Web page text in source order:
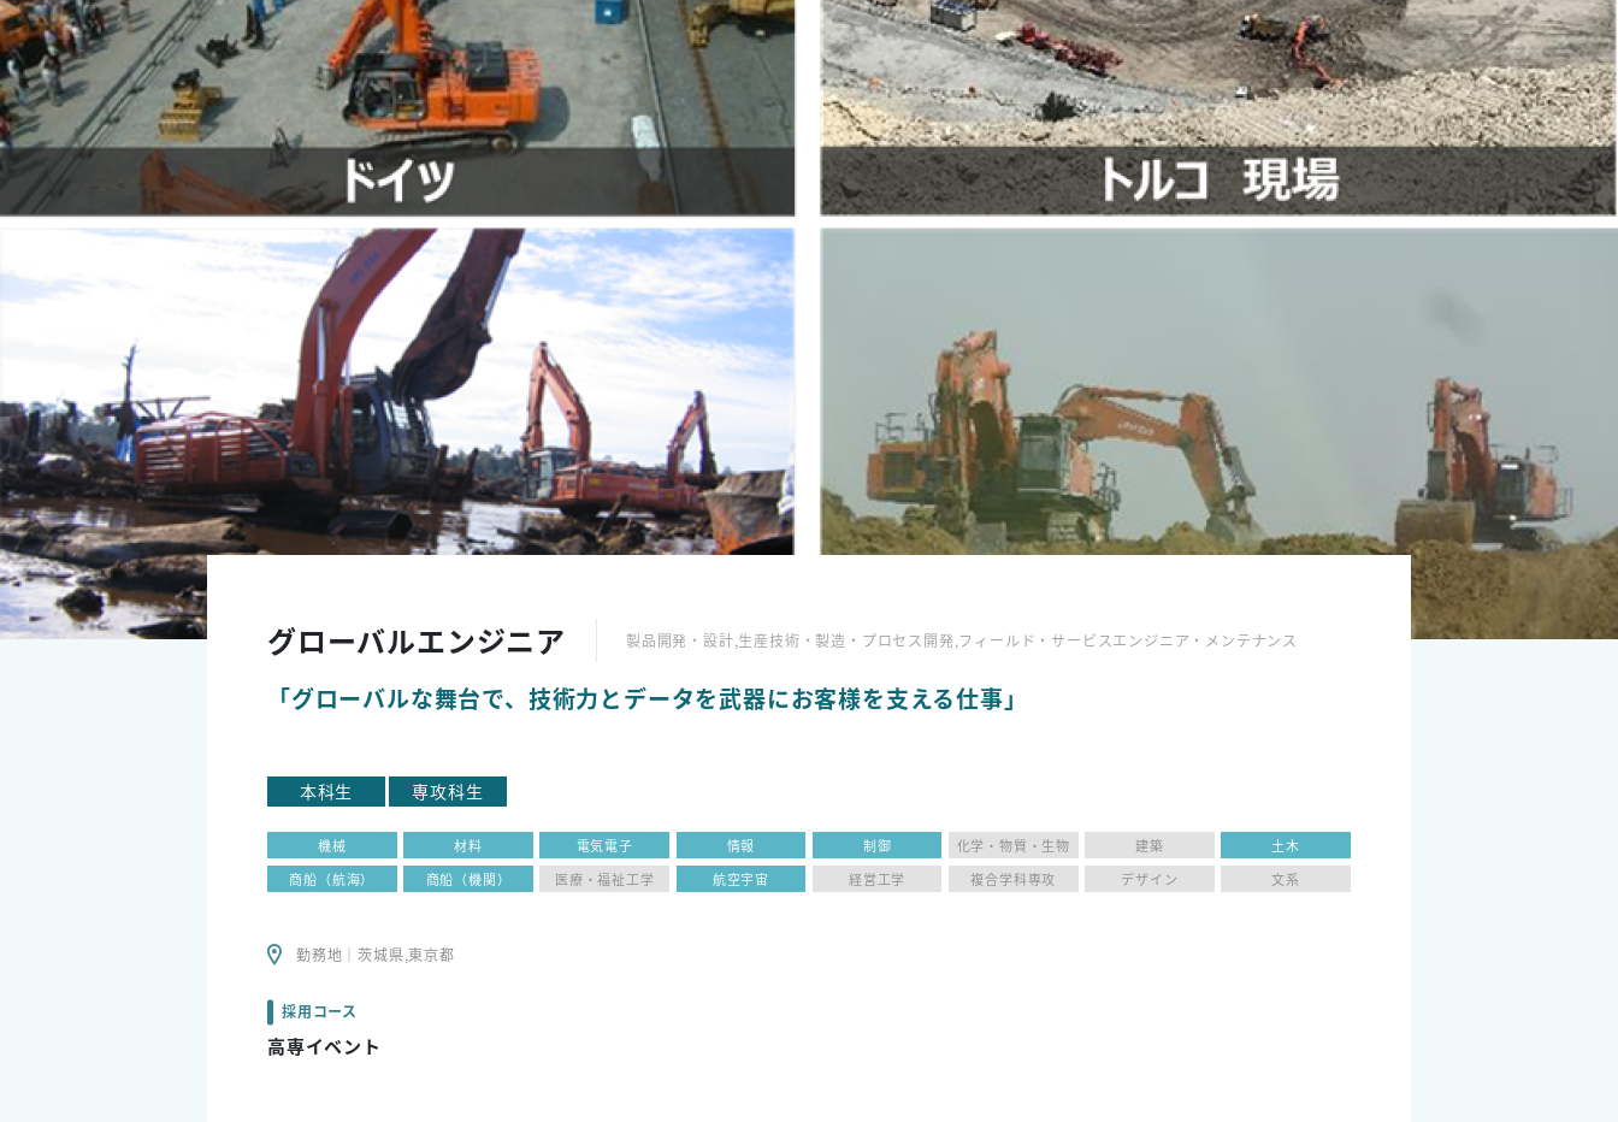
グローバルエンジニア 製品開発・設計,生産技術・製造・プロセス開発,フィールド・サービスエンジニア・メンテナンス
「グローバルな舞台で、技術力とデータを武器にお客様を支える仕事」
本科生 専攻科生
機械 材料 電気電子 情報 制御 化学・物質・生物 建築
土木
商船（航海）
商船（機関） 医療・福祉工学 航空宇宙 経営工学 複合学科専攻 デザイン 文系
勤務地｜茨城県,東京都
採用コース
高専イベント